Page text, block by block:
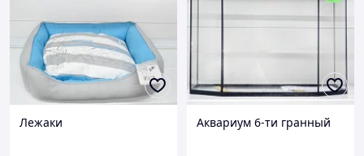
Лежаки Аквариум 6-ти гранный